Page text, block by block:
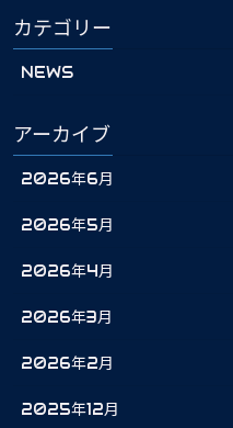
カテゴリー
NEWS
アーカイブ
2026年6月
2026年5月
2026年4月
2026年3月
2026年2月
2025年12月